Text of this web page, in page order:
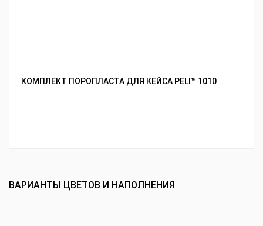
КОМПЛЕКТ ПОРОПЛАСТА ДЛЯ КЕЙСА PELI™ 1010
ВАРИАНТЫ ЦВЕТОВ И НАПОЛНЕНИЯ